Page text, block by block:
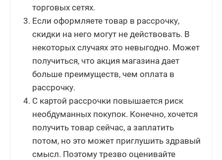
торговых сетях.
Если оформляете товар в рассрочку,
скидки на него могут не действовать. В
некоторых случаях это невыгодно. Может
получиться, что акция магазина дает
больше преимуществ, чем оплата в
рассрочку.
С картой рассрочки повышается риск
необдуманных покупок. Конечно, хочется
получить товар сейчас, а заплатить
потом, но это может приглушить здравый
смысл. Поэтому трезво оценивайте